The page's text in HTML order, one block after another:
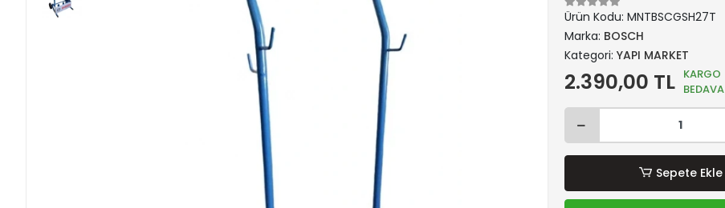
Ürün Kodu: MNTBSCGSH27T
Marka: BOSCH
Kategori: YAPI MARKET
2.390,00 TL KARGO
BEDAVA
Sepete Ekle